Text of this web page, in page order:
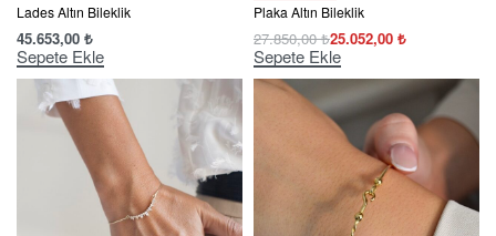
Lades Altın Bileklik
45.653,00 ₺
Sepete Ekle
Plaka Altın Bileklik
27.850,00₺25.052,00 ₺
Sepete Ekle